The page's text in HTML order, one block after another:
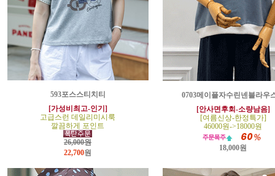
593포스스티치티
[가성비최고-인기]
고급스런 데일리미시룩
깔끔하게 포인트
26,000원
22,700원
0703메이플자수린넨블라우
[안사면후회-소량남음]
[여름신상-한정특가]
46000원->18000원
18,000원